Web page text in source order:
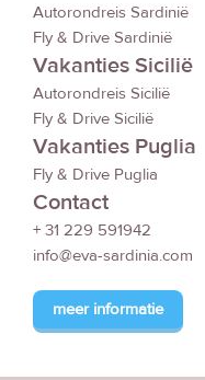
Autorondreis Sardinië
Fly & Drive Sardinië
Vakanties Sicilië
Autorondreis Sicilië
Fly & Drive Sicilië
Vakanties Puglia
Fly & Drive Puglia
Contact
+ 31 229 591942
info@eva-sardinia.com
meer informatie